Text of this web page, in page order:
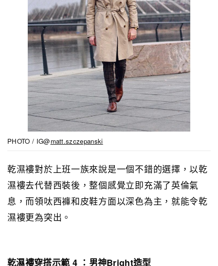
PHOTO / IG@matt.szczepanski
乾濕褸對於上班一族來說是一個不錯的選擇，以乾
濕褸去代替西裝後，整個感覺立即充滿了英倫氣
息，而領呔西褲和皮鞋方面以深色為主，就能令乾
濕褸更為突出。
乾濕褸穿搭示範 4 ：男神Bright造型